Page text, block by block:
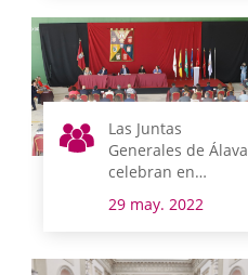
Las Juntas
Generales de Álava
celebran en
tradicional de
29 may. 2022